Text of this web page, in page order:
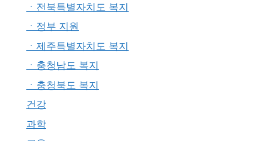
ㆍ전북특별자치도 복지
ㆍ정부 지원
ㆍ제주특별자치도 복지
ㆍ충청남도 복지
ㆍ충청북도 복지
건강
과학